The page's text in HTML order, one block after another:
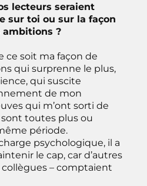
lecteurs seraient
sur toi ou sur la façon
?
ce soit ma façon de
qui surprenne le plus,
qui suscite
de mon
qui m’ont sorti de
toutes plus ou
période.
psychologique, il a
le cap, car d’autres
collègues – comptaient